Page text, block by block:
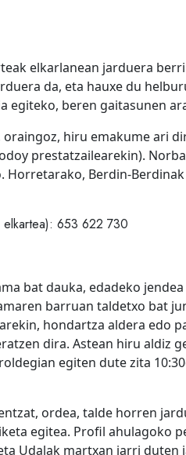
elkarlanean jarduera
da, eta hauxe du
egiteko, beren gaitasunen
hiru emakume ari
prestatzailearekin).
Horretarako, Berdin-
653 622 730
bat dauka, edadeko
barruan taldetxo bat
hondartza aldera edo
dira. Astean hiru aldiz
egiten dute zita
ordea, talde horren
egitea. Profil ahulagoko
Udalak martxan jarri